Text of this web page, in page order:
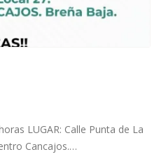
LUGAR: Calle Punta de La
Cancajos.…